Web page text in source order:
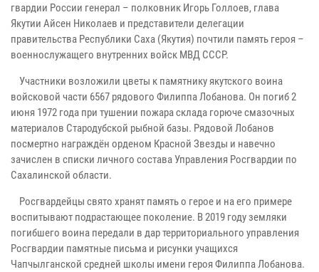
гвардии России генерал – полковник Игорь Голлоев, глава
Якутии Айсен Николаев и представители делегации
правительства Республики Саха (Якутия) почтили память героя –
военнослужащего внутренних войск МВД СССР.
Участники возложили цветы к памятнику якутского воина
войсковой части 6567 рядового Филиппа Лобанова. Он погиб 2
июня 1972 года при тушении пожара склада горюче смазочных
материалов Стародубской рыбной базы. Рядовой Лобанов
посмертно награждён орденом Красной Звезды и навечно
зачислен в списки личного состава Управления Росгвардии по
Сахалинской области.
Росгвардейцы свято хранят память о герое и на его примере
воспитывают подрастающее поколение. В 2019 году земляки
погибшего воина передали в дар территориального управления
Росгвардии памятные письма и рисунки учащихся
Чапчылганской средней школы имени героя Филиппа Лобанова.